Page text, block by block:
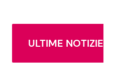
ULTIME NOTIZIE